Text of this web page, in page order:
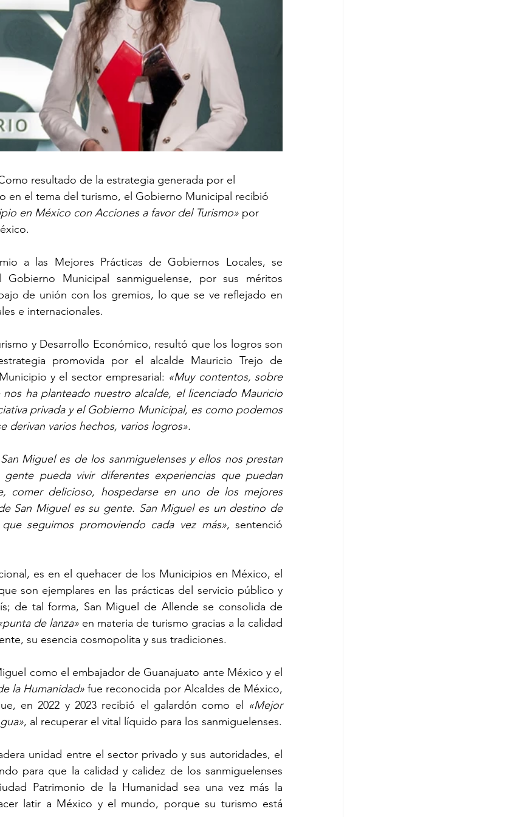
resultado de la estrategia generada por el
en el tema del turismo, el Gobierno Municipal recibió
en México con Acciones a favor del Turismo» por
a las Mejores Prácticas de Gobiernos Locales, se
Municipal sanmiguelense, por sus méritos
de unión con los gremios, lo que se ve reflejado en
e internacionales.
y Desarrollo Económico, resultó que los logros son
promovida por el alcalde Mauricio Trejo de
y el sector empresarial: «Muy contentos, sobre
ha planteado nuestro alcalde, el licenciado Mauricio
privada y el Gobierno Municipal, es como podemos
derivan varios hechos, varios logros».
Miguel es de los sanmiguelenses y ellos nos prestan
pueda vivir diferentes experiencias que puedan
comer delicioso, hospedarse en uno de los mejores
San Miguel es su gente. San Miguel es un destino de
seguimos promoviendo cada vez más», sentenció
es en el quehacer de los Municipios en México, el
son ejemplares en las prácticas del servicio público y
de tal forma, San Miguel de Allende se consolida de
de lanza» en materia de turismo gracias a la calidad
su esencia cosmopolita y sus tradiciones.
como el embajador de Guanajuato ante México y el
la Humanidad» fue reconocida por Alcaldes de México,
en 2022 y 2023 recibió el galardón como el «Mejor
, al recuperar el vital líquido para los sanmiguelenses.
unidad entre el sector privado y sus autoridades, el
para que la calidad y calidez de los sanmiguelenses
Patrimonio de la Humanidad sea una vez más la
latir a México y el mundo, porque su turismo está